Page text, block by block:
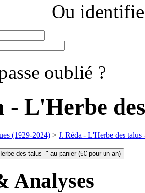
Ou
oublié ?
- L'Herbe
(1929-2024) > J. Réda - L'Herbe des talus
des talus -" au panier (5€ pour un an)
Analyses